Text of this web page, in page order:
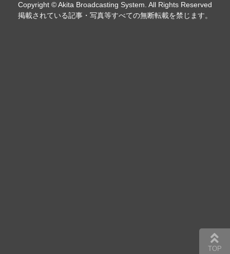
Copyright © Akita Broadcasting System. All Rights Reserved
掲載されている記事・写真等すべての無断転載を禁じます。